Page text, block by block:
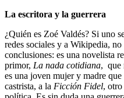
La escritora y la guerrera
¿Quién es Zoé Valdés? Si uno
redes sociales y a Wikipedia,
conclusiones: es una novelista
primor, La nada cotidiana, que
es una joven mujer y madre
castrista, a la Ficción Fidel,